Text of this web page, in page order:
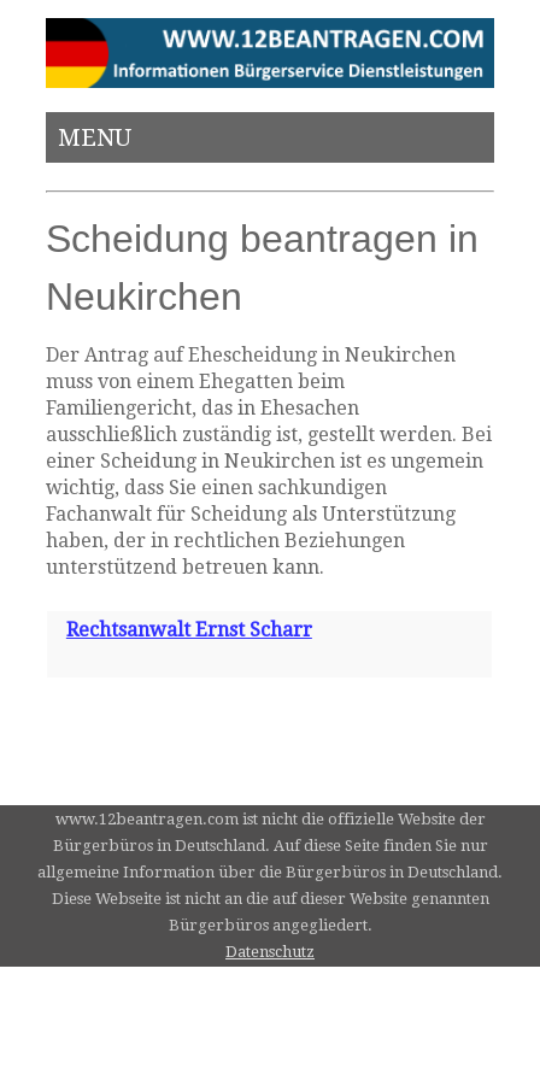
MENU
Scheidung beantragen in
Neukirchen
Der Antrag auf Ehescheidung in Neukirchen
muss von einem Ehegatten beim
Familiengericht, das in Ehesachen
ausschließlich zuständig ist, gestellt werden. Bei
einer Scheidung in Neukirchen ist es ungemein
wichtig, dass Sie einen sachkundigen
Fachanwalt für Scheidung als Unterstützung
haben, der in rechtlichen Beziehungen
unterstützend betreuen kann.
Rechtsanwalt Ernst Scharr
www.12beantragen.com ist nicht die offizielle Website der
Bürgerbüros in Deutschland. Auf diese Seite finden Sie nur
allgemeine Information über die Bürgerbüros in Deutschland.
Diese Webseite ist nicht an die auf dieser Website genannten
Bürgerbüros angegliedert.
Datenschutz